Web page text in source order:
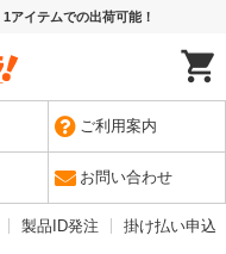
1アイテムでの出荷可能！
ご利用案内
お問い合わせ
製品ID発注 掛け払い申込